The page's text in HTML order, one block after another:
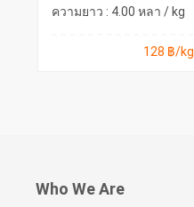
ความยาว : 4.00 หลา / kg
128 ฿/kg
Who We Are